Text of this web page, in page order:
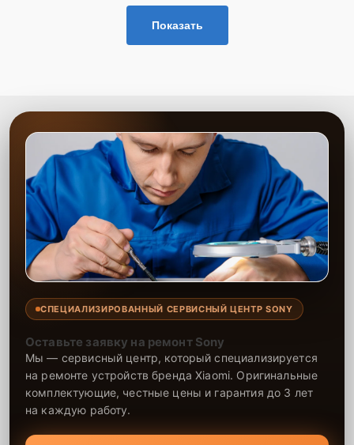
Показать
СПЕЦИАЛИЗИРОВАННЫЙ СЕРВИСНЫЙ ЦЕНТР SONY
Оставьте заявку на ремонт Sony
Мы — сервисный центр, который специализируется
на ремонте устройств бренда Xiaomi. Оригинальные
комплектующие, честные цены и гарантия до 3 лет
на каждую работу.